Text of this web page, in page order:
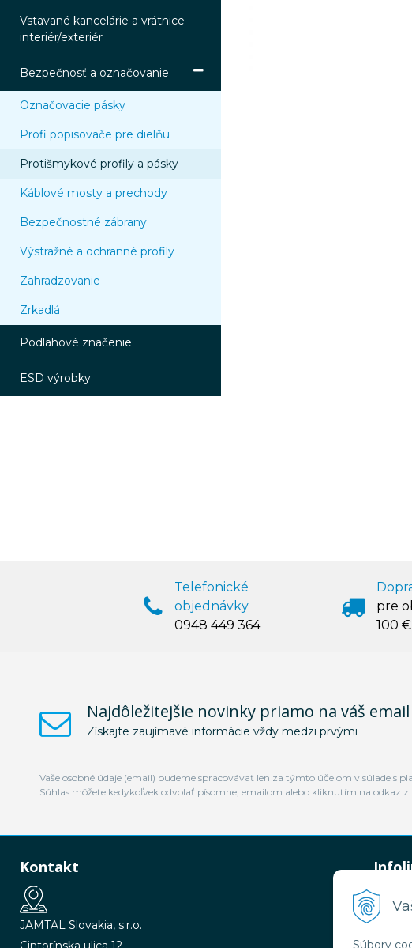
Súbory
Vstavané kancelárie a vrátnice
interiér/exteriér
Bezpečnosť a označovanie
Označovacie pásky
Profi popisovače pre dielňu
Protišmykové profily a pásky
Káblové mosty a prechody
Bezpečnostné zábrany
Výstražné a ochranné profily
Zahradzovanie
Zrkadlá
Podlahové značenie
ESD výrobky
Telefonické
objednávky
0948 449 364
pre
100 €
Najdôležitejšie novinky priamo na váš email
Získajte zaujímavé informácie vždy medzi prvými
Vaše osobné údaje (email) budeme spracovávať len za týmto účelom v súlade
Súhlas môžete kedykoľvek odvolať písomne, emailom alebo kliknutím na odkaz
Kontakt
JAMTAL Slovakia, s.r.o.